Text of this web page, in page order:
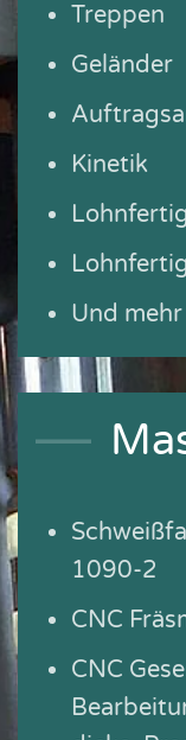
Treppen
Geländer
Kinetik
Und
1090-2
CNC
CNC